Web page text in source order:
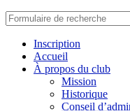
Inscription
Accueil
À propos du club
Mission
Historique
Conseil